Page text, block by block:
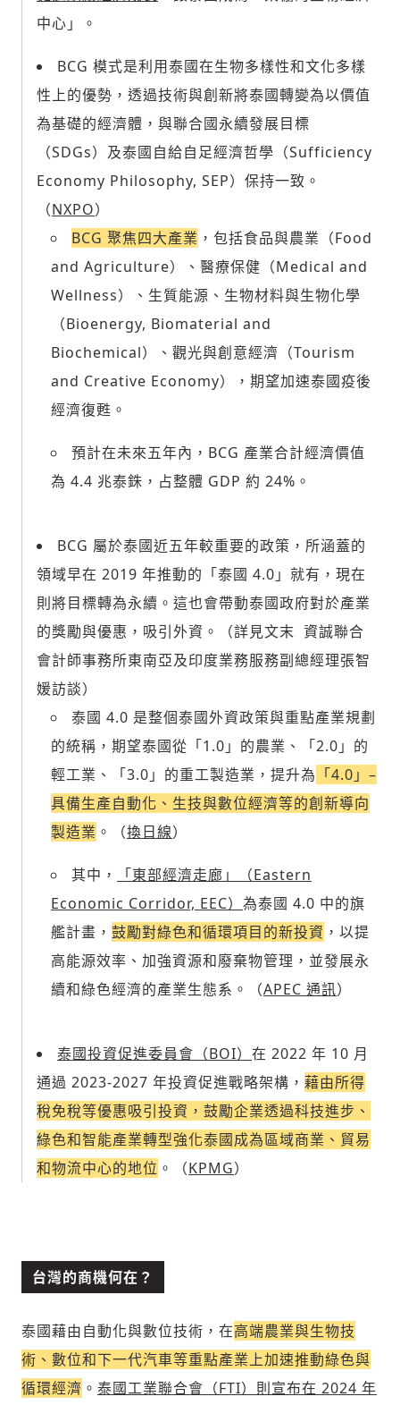
中心」。
BCG 模式是利用泰國在生物多樣性和文化多樣
性上的優勢，透過技術與創新將泰國轉變為以價值
為基礎的經濟體，與聯合國永續發展目標
（SDGs）及泰國自給自足經濟哲學（Sufficiency
Economy Philosophy, SEP）保持一致。
（NXPO）
BCG 聚焦四大產業 ，包括食品與農業（Food
and Agriculture）、醫療保健（Medical and
Wellness）、生質能源、生物材料與生物化學
（Bioenergy, Biomaterial and
Biochemical）、觀光與創意經濟（Tourism
and Creative Economy），期望加速泰國疫後
經濟復甦。
預計在未來五年內，BCG 產業合計經濟價值
為 4.4 兆泰銖，占整體 GDP 約 24%。
BCG 屬於泰國近五年較重要的政策，所涵蓋的
領域早在 2019 年推動的「泰國 4.0」就有，現在
則將目標轉為永續。這也會帶動泰國政府對於產業
的獎勵與優惠，吸引外資。（詳見文末 資誠聯合
會計師事務所東南亞及印度業務服務副總經理張智
媛訪談）
泰國 4.0 是整個泰國外資政策與重點產業規劃
的統稱，期望泰國從「1.0」的農業、「2.0」的
輕工業、「3.0」的重工製造業，提升為 「4.0」–
具備生產自動化、生技與數位經濟等的創新導向
製造業 。（換日線）
其中，
「東部經濟走廊」（Eastern
Economic Corridor, EEC） 為泰國 4.0 中的旗
艦計畫， 鼓勵對綠色和循環項目的新投資 ，以提
高能源效率、加強資源和廢棄物管理，並發展永
續和綠色經濟的產業生態系。（APEC 通訊）
泰國投資促進委員會（BOI） 在 2022 年 10 月
通過 2023-2027 年投資促進戰略架構， 藉由所得
稅免稅等優惠吸引投資，鼓勵企業透過科技進步、
綠色和智能產業轉型強化泰國成為區域商業、貿易
和物流中心的地位 。（KPMG）
台灣的商機何在？
泰國藉由自動化與數位技術，在高端農業與生物技
術、數位和下一代汽車等重點產業上加速推動綠色與
循環經濟 。 泰國工業聯合會（FTI）則宣布在 2024 年